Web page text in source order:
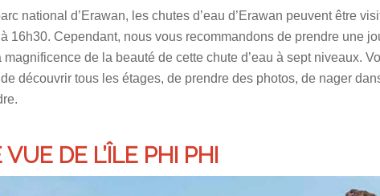
national d’Erawan, les chutes d’eau d’Erawan peuvent être
16h30. Cependant, nous vous recommandons de prendre une
magnificence de la beauté de cette chute d’eau à sept niveaux.
découvrir tous les étages, de prendre des photos, de nager
DE L’ÎLE PHI PHI